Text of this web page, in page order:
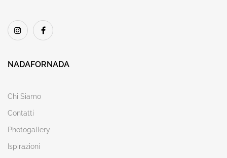
NADAFORNADA
Chi Siamo
Contatti
Photogallery
Ispirazioni